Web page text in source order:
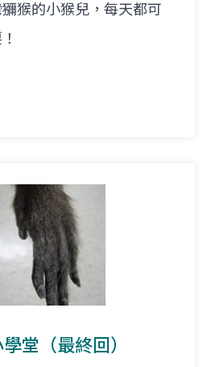
猴的小猴兒，每天都可
堂（最終回）